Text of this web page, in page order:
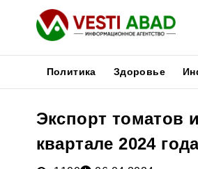
Политика Здоровье
Экспорт томатов
квартале 2024